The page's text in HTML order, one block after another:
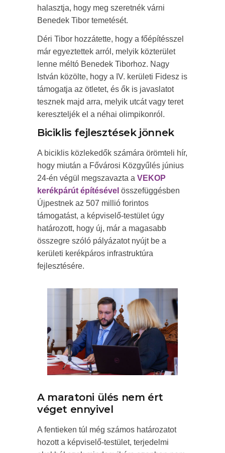
halasztja, hogy meg szeretnék várni
Benedek Tibor temetését.
Déri Tibor hozzátette, hogy a főépítésszel
már egyeztettek arról, melyik közterület
lenne méltó Benedek Tiborhoz. Nagy
István közölte, hogy a IV. kerületi Fidesz is
támogatja az ötletet, és ők is javaslatot
tesznek majd arra, melyik utcát vagy teret
kereszteljék el a néhai olimpikonról.
Biciklis fejlesztések jönnek
A biciklis közlekedők számára örömteli hír,
hogy miután a Fővárosi Közgyűlés június
24-én végül megszavazta a VEKOP
kerékpárút építésével összefüggésben
Újpestnek az 507 millió forintos
támogatást, a képviselő-testület úgy
határozott, hogy új, már a magasabb
összegre szóló pályázatot nyújt be a
kerületi kerékpáros infrastruktúra
fejlesztésére.
A maratoni ülés nem ért
véget ennyivel
A fentieken túl még számos határozatot
hozott a képviselő-testület, terjedelmi